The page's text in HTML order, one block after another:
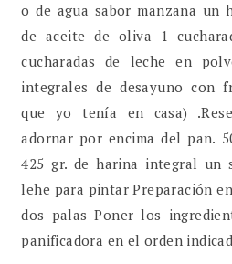
o de agua sabor manzana un
de aceite de oliva 1
cucharadas de leche en
integrales de desayuno con
que yo tenía en casa)
adornar por encima del pan.
425 gr. de harina integral un
lehe para pintar Preparación
dos palas Poner los
panificadora en el orden